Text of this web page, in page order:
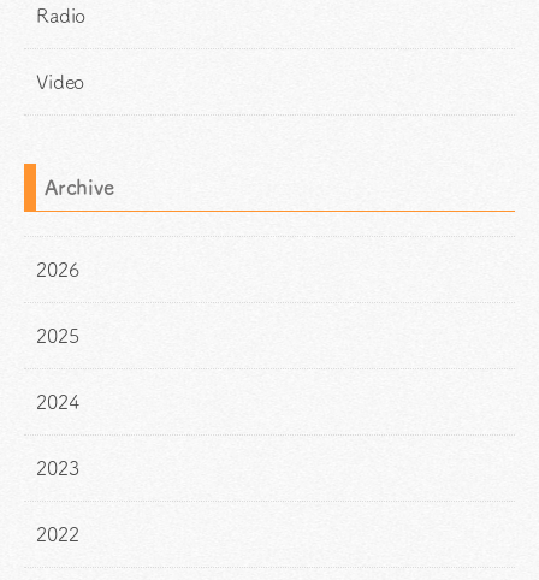
Radio
Video
Archive
2026
2025
2024
2023
2022